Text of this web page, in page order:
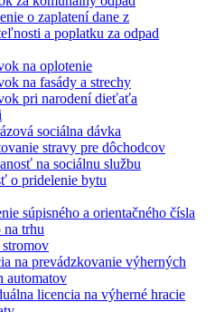
o zaplatení dane z
a poplatku za odpad
na oplotenie
na fasády a strechy
pri narodení dieťaťa
sociálna dávka
stravy pre dôchodcov
na sociálnu službu
o pridelenie bytu
súpisného a orientačného čísla
na trhu
na prevádzkovanie výherných
automatov
licencia na výherné hracie